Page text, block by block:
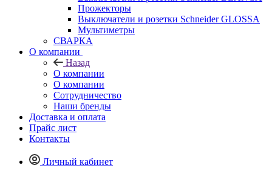
Прожекторы
Выключатели и розетки Schneider GLOSSA
Мультиметры
СВАРКА
О компании
Назад
О компании
О компании
Сотрудничество
Наши бренды
Доставка и оплата
Прайс лист
Контакты
Личный кабинет